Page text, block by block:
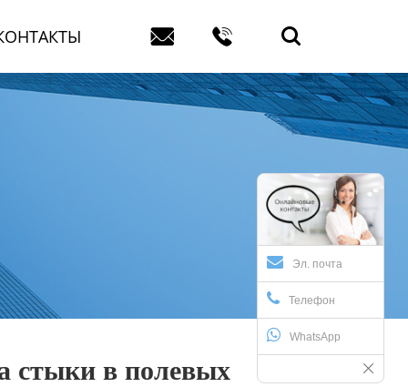
  
Эл. почта
Телефон
WhatsApp
стыки в полевых